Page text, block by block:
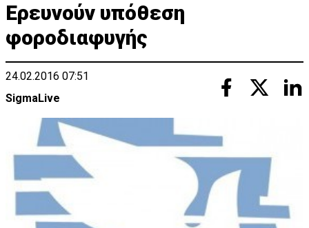
Ερευνούν υπόθεση
φοροδιαφυγής
24.02.2016 07:51
SigmaLive